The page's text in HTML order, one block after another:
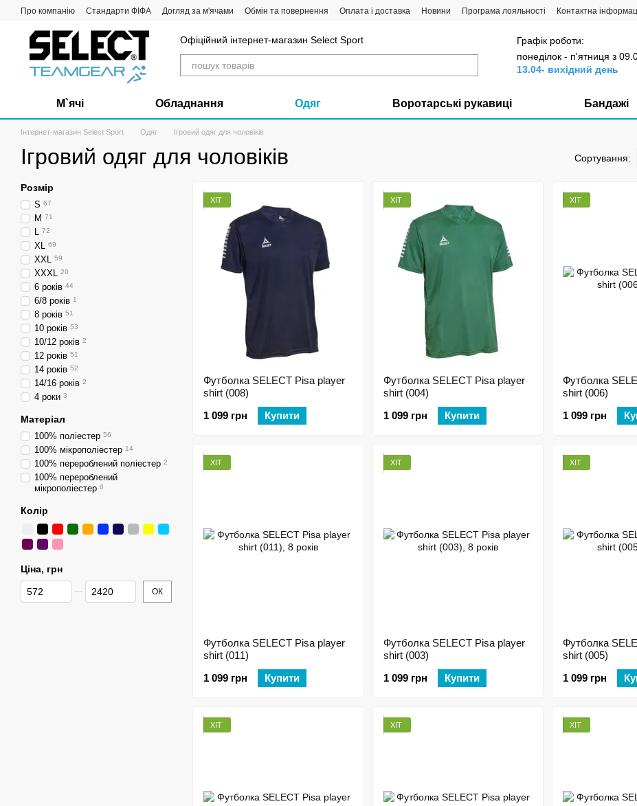
Перейти до основного контенту
Про компанію Стандарти ФІФА Догляд за м'ячами Обмін та повернення Оплата і доставка Новини Програма лояльності Контактна
Офіційний інтернет-магазин Select Sport
Графік роботи:
понеділок - п'ятниця з
13.04- вихідний день
М`ячі Обладнання Одяг Воротарські рукавиці Бандажі
Інтернет-магазин Select Sport Одяг Ігровий одяг для чоловіків
Ігровий одяг для чоловіків Сортування:
ХІТ
Футболка SELECT Pisa player
shirt (008)
1 099 грн
Купити
ХІТ
Футболка SELECT Pisa player
shirt (004)
1 099 грн
Купити
ХІТ
Футболка
shirt (006)
1 099 грн
ХІТ
Футболка SELECT Pisa player
shirt (011)
1 099 грн
Купити
ХІТ
Футболка SELECT Pisa player
shirt (003)
1 099 грн
Купити
ХІТ
Футболка
shirt (005)
1 099 грн
ХІТ ХІТ ХІТ
Розмір
S 67
M 71
L 72
XL 69
XXL 59
XXXL 20
6 років 44
6/8 років 1
8 років 51
10 років 53
10/12 років 2
12 років 51
14 років 52
14/16 років 2
4 роки 3
Матеріал
100% поліестер 56
100% мікрополіестер 14
100% перероблений поліестер 2
100% перероблений
мікрополіестер 8
Колір
Ціна, грн
Від Ціна, грн
До Ціна, грн ОК